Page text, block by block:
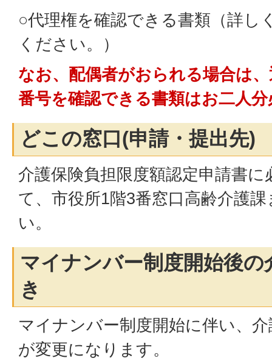
○代理権を確認できる書類（詳し
ください。）
なお、配偶者がおられる場合は
番号を確認できる書類はお二人
どこの窓口(申請・提出先)
介護保険負担限度額認定申請書に
て、市役所1階3番窓口高齢介護
い。
マイナンバー制度開始後の
き
マイナンバー制度開始に伴い、
が変更になります。